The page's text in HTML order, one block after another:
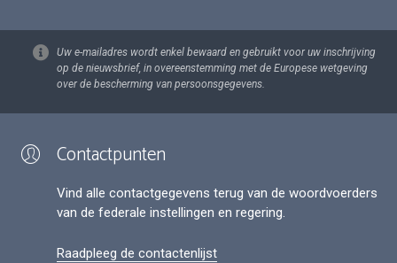
Uw e-mailadres wordt enkel bewaard en gebruikt voor uw inschrijving
op de nieuwsbrief, in overeenstemming met de Europese wetgeving
over de bescherming van persoonsgegevens.
Contactpunten
Vind alle contactgegevens terug van de woordvoerders
van de federale instellingen en regering.
Raadpleeg de contactenlijst